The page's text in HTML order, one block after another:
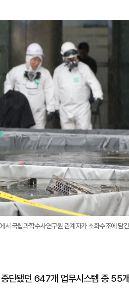
국립과학수사연구원 관계자가 소화수조에 담
단됐던 647개 업무시스템 중 55